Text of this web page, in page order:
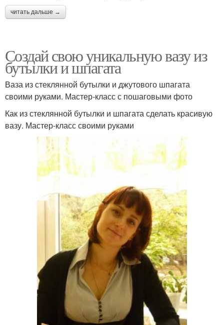
читать дальше →
Создай свою уникальную вазу из
бутылки и шпагата
Ваза из стеклянной бутылки и джутового шпагата
своими руками. Мастер-класс с пошаговыми фото
Как из стеклянной бутылки и шпагата сделать красивую
вазу. Мастер-класс своими руками